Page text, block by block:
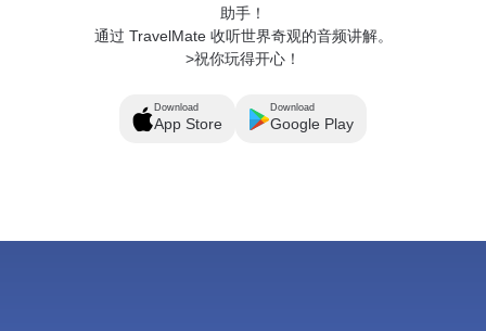
助手！
通过 TravelMate 收听世界奇观的音频讲解。
>祝你玩得开心！
Download
App Store
Download
Google Play